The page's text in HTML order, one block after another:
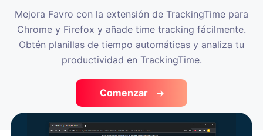
Mejora Favro con la extensión de TrackingTime para
Chrome y Firefox y añade time tracking fácilmente.
Obtén planillas de tiempo automáticas y analiza tu
productividad en TrackingTime.
Comenzar